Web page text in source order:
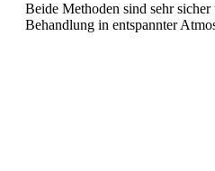
Beide Methoden sind sehr
Behandlung in entspannter